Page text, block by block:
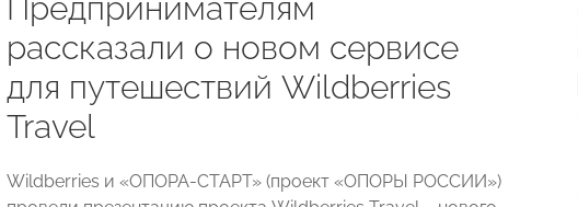
Предпринимателям
рассказали о новом сервисе
для путешествий Wildberries
Travel
Wildberries и «ОПОРА-СТАРТ» (проект «ОПОРЫ РОССИИ»)